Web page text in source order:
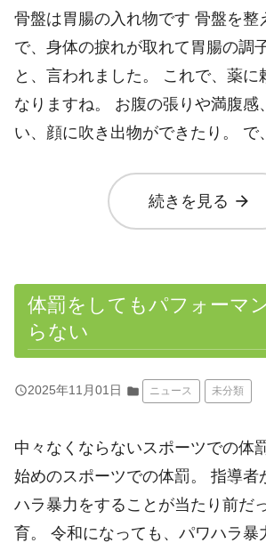
骨盤は胃腸の入れ物です 骨盤を整
で、身体の捩れが取れて胃腸の調
と、言われました。 これで、薬に
なりますね。 お腹の張りや満腹感
い、顔に吹き出物ができたり。
続きを見る arrow_forward
体罰をしてもパフォーマ
らない
query_builder2025年11月01日 folder ニュース 未分類
中々なくならないスポーツでの体
始めのスポーツでの体罰。 指導者
ハラ暴力をすることが当たり前だ
育。 令和になっても、パワハラ暴